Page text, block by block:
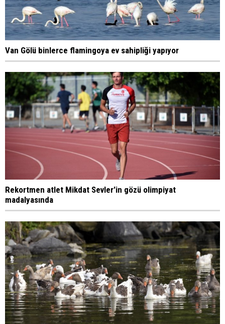
Van Gölü binlerce flamingoya ev sahipliği yapıyor
Rekortmen atlet Mikdat Sevler'in gözü olimpiyat
madalyasında